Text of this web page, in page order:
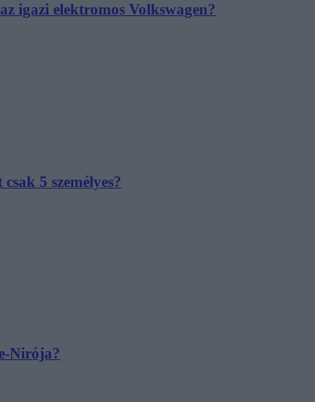
igazi elektromos Volkswagen?
5 személyes?
Nirója?